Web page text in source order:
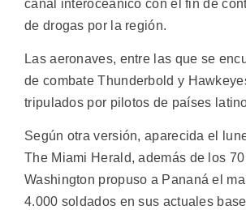
canal interocéanico con el fin de
de drogas por la región.
Las aeronaves, entre las que se
de combate Thunderbold y
tripulados por pilotos de países
Según otra versión, aparecida el
The Miami Herald, además de los
Washington propuso a Pananá el
4.000 soldados en sus actuales